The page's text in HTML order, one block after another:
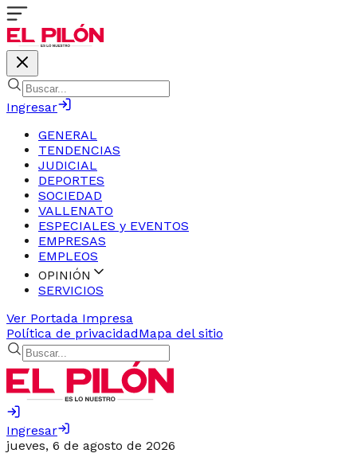
Ingresar
GENERAL
TENDENCIAS
JUDICIAL
DEPORTES
SOCIEDAD
VALLENATO
ESPECIALES y EVENTOS
EMPRESAS
EMPLEOS
OPINIÓN
SERVICIOS
Ver Portada Impresa
Política de privacidadMapa del sitio
Ingresar
jueves, 6 de agosto de 2026